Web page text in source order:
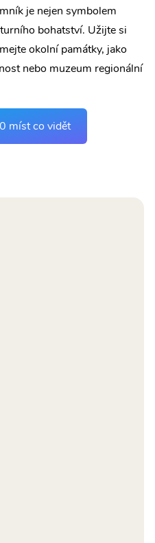
je nejen symbolem
bohatství. Užijte si
okolní památky, jako
nebo muzeum regionální
míst co vidět